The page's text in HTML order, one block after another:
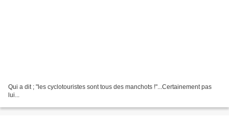
Qui a dit ; "les cyclotouristes sont tous des manchots !"...Certainement pas
lui...